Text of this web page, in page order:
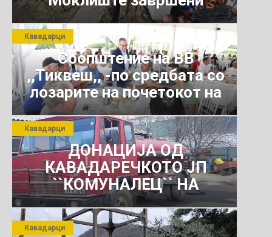
Соопштение на ВВ
,,Тиквеш,, -по средбата со
лозарите на почетокот на
јули 2026 г.
Кавадарци
ДОНАЦИЈА ОД
КАВАДАРЕЧКОТО ЈП
``КОМУНАЛЕЦ`` НА
РОСОМАНСКОТО ЈАВНО
ПРЕТПРИЈАТИЕ ЗА
Кавадарци
Кавадарци